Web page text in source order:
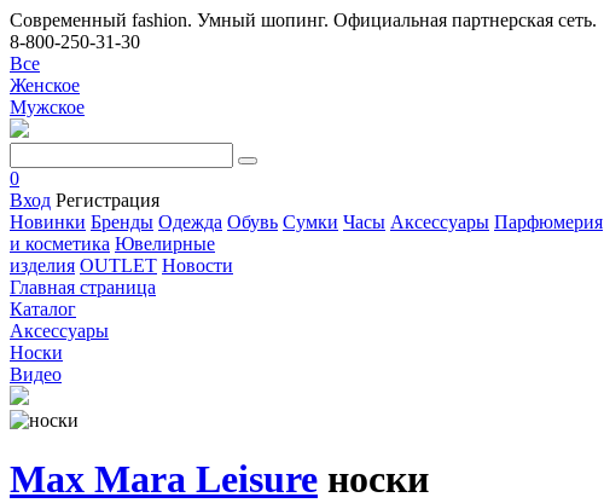
Современный fashion. Умный шопинг. Официальная партнерская сеть.
8-800-250-31-30
Все
Женское
Мужское
0
Вход Регистрация
Новинки Бренды Одежда Обувь Сумки Часы Аксессуары Парфюмерия
и косметика Ювелирные
изделия OUTLET Новости
Главная страница
Каталог
Аксессуары
Носки
Видео
Max Mara Leisure носки